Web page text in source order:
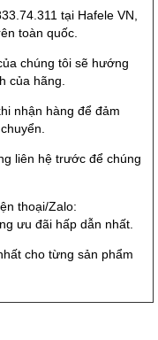
tại Hafele VN,
toàn quốc.
chúng tôi sẽ hướng
của hãng.
nhận hàng để đảm
liên hệ trước để chúng
thoại/Zalo:
ưu đãi hấp dẫn nhất.
cho từng sản phẩm